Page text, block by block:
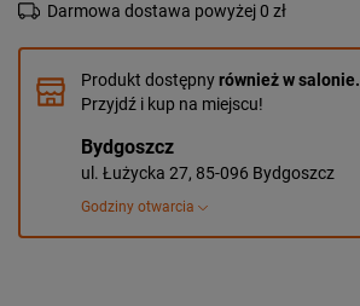
Darmowa dostawa powyżej 0 zł
Produkt dostępnyrównież w salonie.
Przyjdź i kup na miejscu!
Bydgoszcz
ul. Łużycka 27, 85-096 Bydgoszcz
Godziny otwarcia